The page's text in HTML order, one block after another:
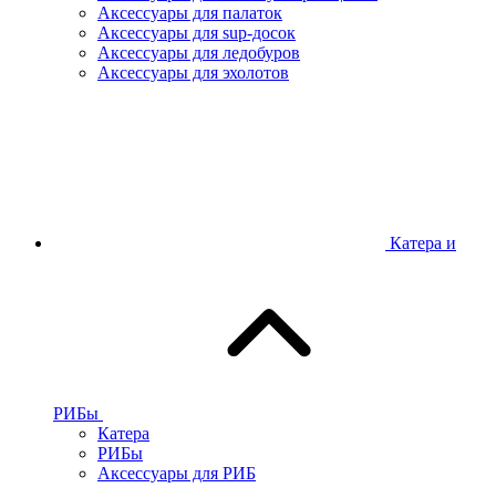
Аксессуары для палаток
Аксессуары для sup-досок
Аксессуары для ледобуров
Аксессуары для эхолотов
Катера и
РИБы
Катера
РИБы
Аксессуары для РИБ